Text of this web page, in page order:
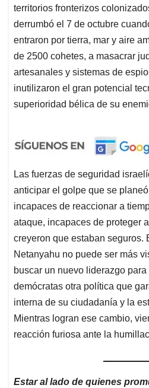
territorios fronterizos
derrumbó el 7 de octubre
entraron por tierra, mar y aire
de 2500 cohetes, a masacrar
artesanales y sistemas de
inutilizaron el gran potencial
superioridad bélica de su
Las fuerzas de seguridad
anticipar el golpe que se
incapaces de reaccionar a
ataque, incapaces de proteger
creyeron que estaban seguros.
Netanyahu no puede ser más
buscar un nuevo liderazgo
demócratas otra política que
interna de su ciudadanía y la
Mientras logran ese cambio,
reacción furiosa ante la
Estar al lado de quienes